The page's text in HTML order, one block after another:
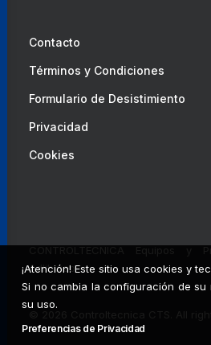
Contacto
Términos y Condiciones
Formulario de Desistimiento
Privacidad
Cookies
All
Adlibweb
¡Atención! Este sitio usa cookies y
Si no cambia la configuración de su
su uso.
Preferencias de Privacidad